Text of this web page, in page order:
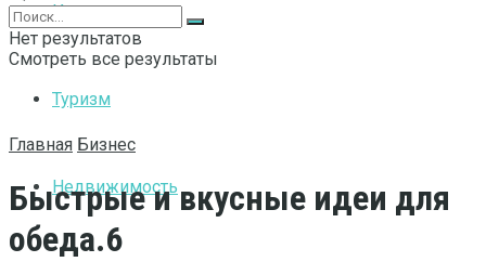
Интернет
Туризм
Недвижимость
Нет результатов
Смотреть все результаты
Главная Бизнес
Быстрые и вкусные идеи для
обеда.6